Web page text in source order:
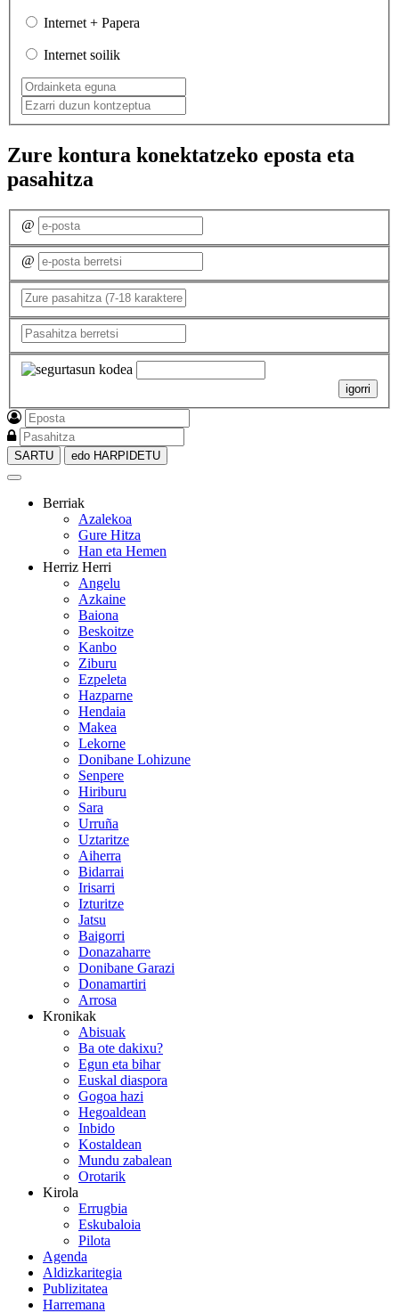
Internet + Papera
Internet soilik
Zure kontura konektatzeko eposta eta
pasahitza
@
@
igorri
SARTU edo HARPIDETU
Berriak
Azalekoa
Gure Hitza
Han eta Hemen
Herriz Herri
Angelu
Azkaine
Baiona
Beskoitze
Kanbo
Ziburu
Ezpeleta
Hazparne
Hendaia
Makea
Lekorne
Donibane Lohizune
Senpere
Hiriburu
Sara
Urruña
Uztaritze
Aiherra
Bidarrai
Irisarri
Izturitze
Jatsu
Baigorri
Donazaharre
Donibane Garazi
Donamartiri
Arrosa
Kronikak
Abisuak
Ba ote dakixu?
Egun eta bihar
Euskal diaspora
Gogoa hazi
Hegoaldean
Inbido
Kostaldean
Mundu zabalean
Orotarik
Kirola
Errugbia
Eskubaloia
Pilota
Agenda
Aldizkaritegia
Publizitatea
Harremana